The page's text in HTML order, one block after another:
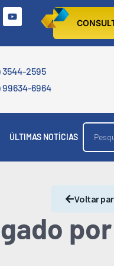
3544-2595
99634-6964
ÚLTIMAS NOTÍCIAS
Voltar
por